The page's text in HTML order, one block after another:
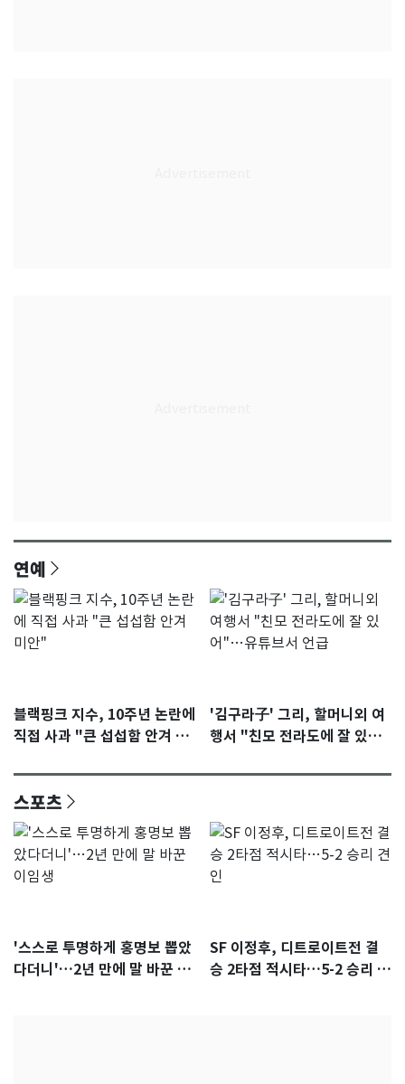
연예
블랙핑크 지수, 10주년 논란에
직접 사과 "큰 섭섭함 안겨 미
'김구라子' 그리, 할머니외 여
행서 "친모 전라도에 잘 있
스포츠
'스스로 투명하게 홍명보 뽑았
다더니'…2년 만에 말 바꾼 이
SF 이정후, 디트로이트전 결
승 2타점 적시타…5-2 승리 견